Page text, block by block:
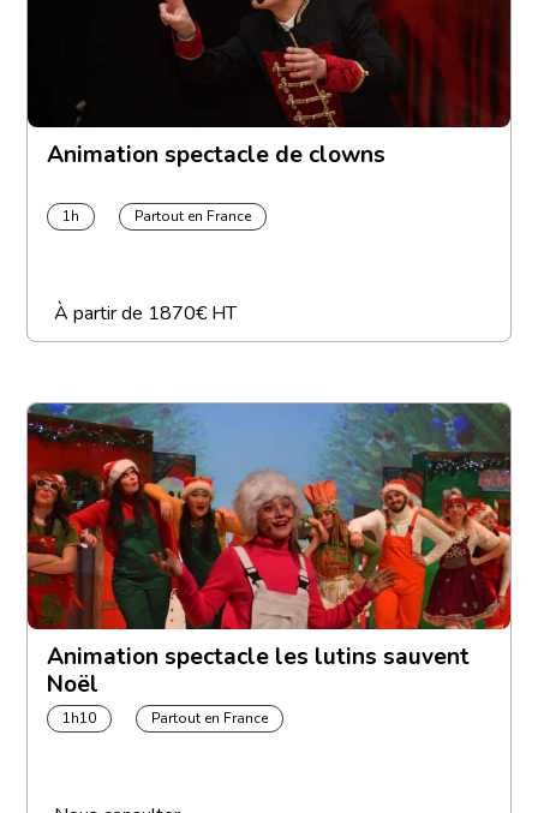
Animation spectacle de clowns
1h Partout en France
À partir de 1870€ HT
Animation spectacle les lutins sauvent
Noël
1h10 Partout en France